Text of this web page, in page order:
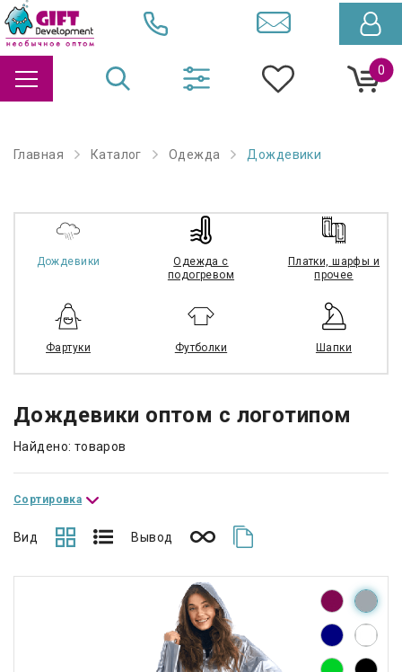
0
Главная Каталог Одежда Дождевики
Дождевики
Одежда с
подогревом
Платки, шарфы и
прочее
Фартуки Футболки Шапки
Дождевики оптом с логотипом
Найдено: товаров
Сортировка
Вид Вывод